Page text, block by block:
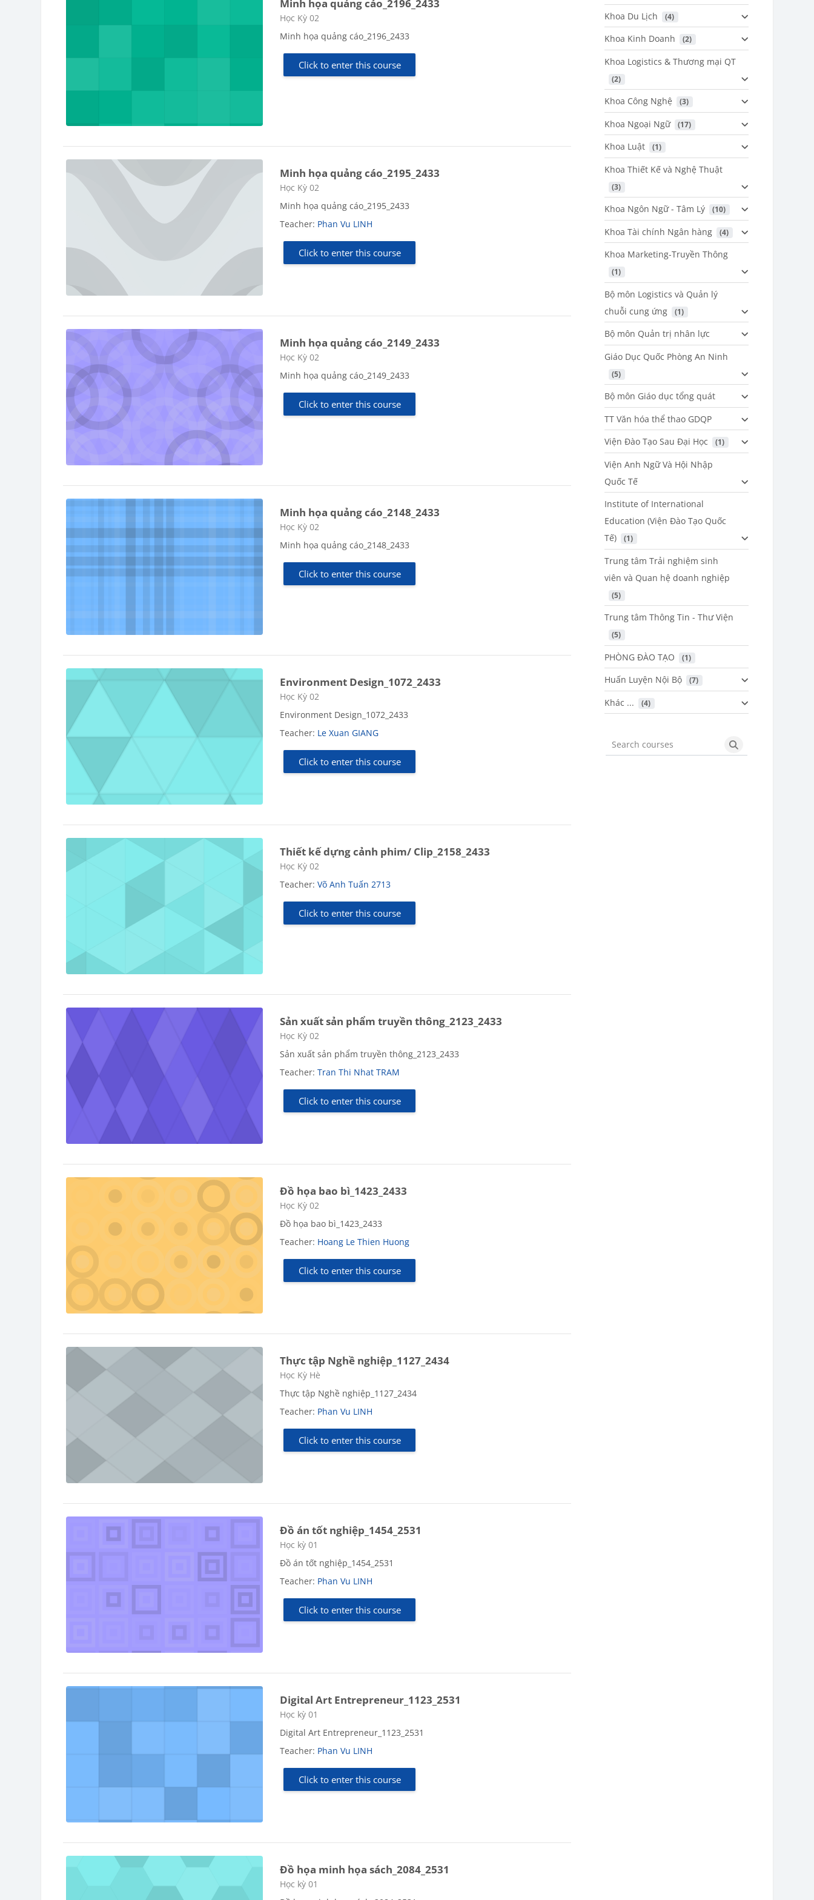
Minh họa quảng cáo_2196_2433
Course category
Học Kỳ 02
Minh họa quảng cáo_2196_2433
Click to enter this course
Minh họa quảng cáo_2195_2433
Course category
Học Kỳ 02
Minh họa quảng cáo_2195_2433
Teacher: Phan Vu LINH
Click to enter this course
Minh họa quảng cáo_2149_2433
Course category
Học Kỳ 02
Minh họa quảng cáo_2149_2433
Click to enter this course
Minh họa quảng cáo_2148_2433
Course category
Học Kỳ 02
Minh họa quảng cáo_2148_2433
Click to enter this course
Environment Design_1072_2433
Course category
Học Kỳ 02
Environment Design_1072_2433
Teacher: Le Xuan GIANG
Click to enter this course
Thiết kế dựng cảnh phim/ Clip_2158_2433
Course category
Học Kỳ 02
Teacher:Võ Anh Tuấn 2713
Click to enter this course
Sản xuất sản phẩm truyền thông_2123_2433
Course category
Học Kỳ 02
Sản xuất sản phẩm truyền thông_2123_2433
Teacher:Tran Thi Nhat TRAM
Click to enter this course
Đồ họa bao bì_1423_2433
Course category
Học Kỳ 02
Đồ họa bao bì_1423_2433
Teacher: Hoang Le Thien Huong
Click to enter this course
Thực tập Nghề nghiệp_1127_2434
Course category
Học Kỳ Hè
Thực tập Nghề nghiệp_1127_2434
Teacher: Phan Vu LINH
Click to enter this course
Đồ án tốt nghiệp_1454_2531
Course category
Học kỳ 01
Đồ án tốt nghiệp_1454_2531
Teacher: Phan Vu LINH
Click to enter this course
Digital Art Entrepreneur_1123_2531
Course category
Học kỳ 01
Digital Art Entrepreneur_1123_2531
Teacher: Phan Vu LINH
Click to enter this course
Đồ họa minh họa sách_2084_2531
Course category
Học kỳ 01
Khoa Du Lịch (4)
Khoa Kinh Doanh (2)
Khoa Logistics & Thương mại QT
(2)
Khoa Công Nghệ (3)
Khoa Ngoại Ngữ (17)
Khoa Luật (1)
Khoa Thiết Kế và Nghệ Thuật
(3)
Khoa Ngôn Ngữ - Tâm Lý (10)
Khoa Tài chính Ngân hàng (4)
Khoa Marketing-Truyền Thông
(1)
Bộ môn Logistics và Quản lý
chuỗi cung ứng
(1)
Bộ môn Quản trị nhân lực
Giáo Dục Quốc Phòng An Ninh
(5)
Bộ môn Giáo dục tổng quát
TT Văn hóa thể thao GDQP
Viện Đào Tạo Sau Đại Học
(1)
Viện Anh Ngữ Và Hội Nhập
Quốc Tế
Institute of International
Education (Viện Đào Tạo Quốc
Tế)
(1)
Trung tâm Trải nghiệm sinh
viên và Quan hệ doanh nghiệp
(5)
Trung tâm Thông Tin - Thư Viện
(5)
PHÒNG ĐÀO TẠO (1)
Huấn Luyện Nội Bộ (7)
Khác ... (4)
Search courses Search courses